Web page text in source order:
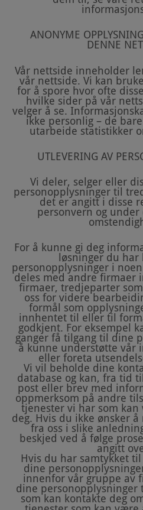
ANONYME
DENNE
Vår nettside inneholder
vår nettside. Vi kan
for å spore hvor ofte
hvilke sider på vår
velger å se.
ikke personlig – de
utarbeide statistikker
UTLEVERING AV
Vi deler, selger eller
personopplysninger til
det er angitt i disse
personvern og under
For å kunne gi deg
løsninger du har
personopplysninger i
deles med andre firmaer
firmaer, tredjeparter
oss for videre
formål som
innhentet til eller til
godkjent. For eksempel
ganger få tilgang til dine
å kunne understøtte vår
eller foreta
Vi vil beholde dine
database og kan, fra tid
post eller brev med
oppmerksom på andre
tjenester vi har som
deg. Hvis du ikke ønsker
fra oss i slike
beskjed ved å følge
angitt
Hvis du har samtykket
dine
innenfor vår gruppe av
dine
som kan kontakte deg